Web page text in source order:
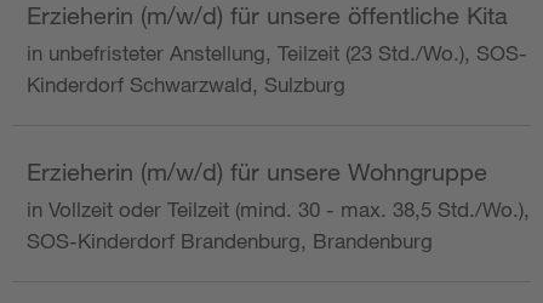
Erzieherin (m/w/d) für unsere öffentliche Kita
in unbefristeter Anstellung, Teilzeit (23 Std./Wo.), SOS-
Kinderdorf Schwarzwald, Sulzburg
Erzieherin (m/w/d) für unsere Wohngruppe
in Vollzeit oder Teilzeit (mind. 30 - max. 38,5 Std./Wo.),
SOS-Kinderdorf Brandenburg, Brandenburg